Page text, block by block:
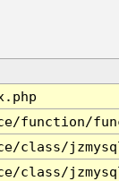
function/
class/
class/